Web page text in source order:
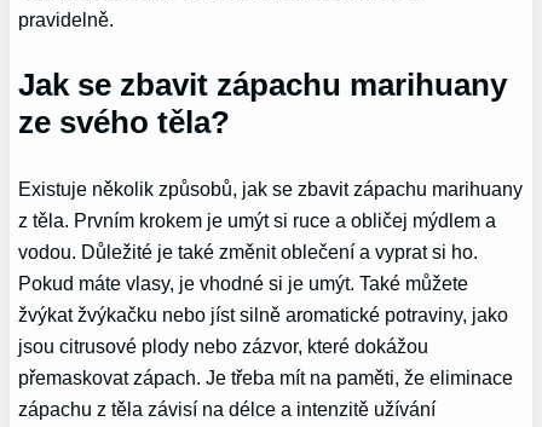
pravidelně.
Jak se zbavit zápachu marihuany
ze svého těla?
Existuje několik způsobů, jak se zbavit zápachu marihuany
z těla. Prvním krokem je umýt si ruce a obličej mýdlem a
vodou. Důležité je také změnit oblečení a vyprat si ho.
Pokud máte vlasy, je vhodné si je umýt. Také můžete
žvýkat žvýkačku nebo jíst silně aromatické potraviny, jako
jsou citrusové plody nebo zázvor, které dokážou
přemaskovat zápach. Je třeba mít na paměti, že eliminace
zápachu z těla závisí na délce a intenzitě užívání